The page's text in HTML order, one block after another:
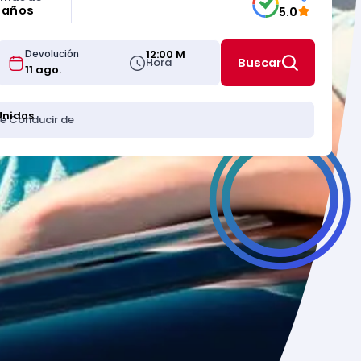
años 5.0
Devolución
Hora
12:00 M
Buscar
Conducir de